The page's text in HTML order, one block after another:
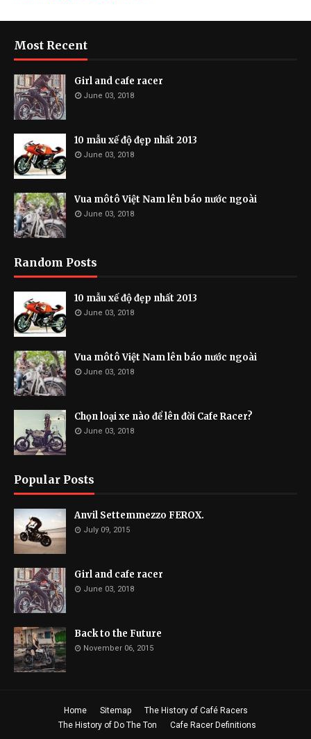
Most Recent
Girl and cafe racer
June 03, 2018
10 mẫu xế độ đẹp nhất 2013
June 03, 2018
Vua môtô Việt Nam lên báo nước ngoài
June 03, 2018
Random Posts
10 mẫu xế độ đẹp nhất 2013
June 03, 2018
Vua môtô Việt Nam lên báo nước ngoài
June 03, 2018
Chọn loại xe nào để lên đời Cafe Racer?
June 03, 2018
Popular Posts
Anvil Settemmezzo FEROX.
July 09, 2015
Girl and cafe racer
June 03, 2018
Back to the Future
November 06, 2015
Home Sitemap
The History of Café Racers
The History of Do The Ton
Cafe Racer Definitions